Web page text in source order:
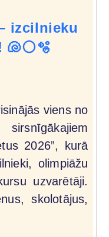
izcilnieku
viens no
2026”, kurā
olimpiāžu
uzvarētāji.
skolotājus,